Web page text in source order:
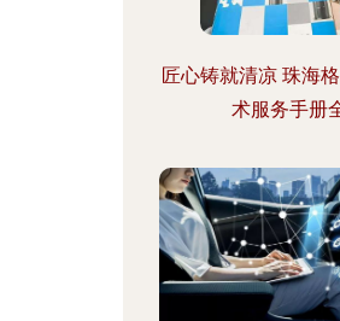
匠心铸就清凉 珠海
术服务手册